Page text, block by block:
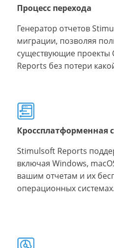
Процесс перехода
Генератор отчетов
миграции, позволяя
существующие проекты
Reports без потери
Кроссплатформенная
Stimulsoft Reports
включая Windows,
вашим отчетам и их
операционных системах.